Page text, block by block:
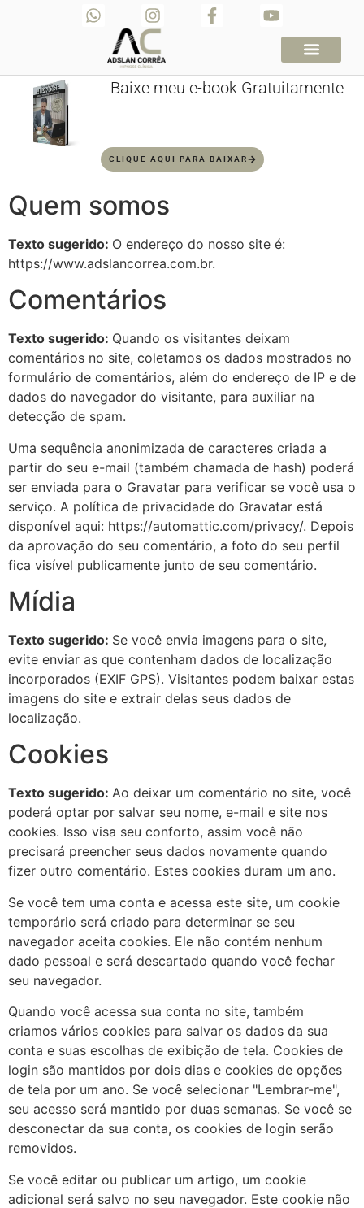
Baixe meu e-book Gratuitamente
CLIQUE AQUI PARA BAIXAR
Quem somos
Texto sugerido: O endereço do nosso site é:
https://www.adslancorrea.com.br.
Comentários
Texto sugerido: Quando os visitantes deixam
comentários no site, coletamos os dados mostrados no
formulário de comentários, além do endereço de IP e de
dados do navegador do visitante, para auxiliar na
detecção de spam.
Uma sequência anonimizada de caracteres criada a
partir do seu e-mail (também chamada de hash) poderá
ser enviada para o Gravatar para verificar se você usa o
serviço. A política de privacidade do Gravatar está
disponível aqui: https://automattic.com/privacy/. Depois
da aprovação do seu comentário, a foto do seu perfil
fica visível publicamente junto de seu comentário.
Mídia
Texto sugerido: Se você envia imagens para o site,
evite enviar as que contenham dados de localização
incorporados (EXIF GPS). Visitantes podem baixar estas
imagens do site e extrair delas seus dados de
localização.
Cookies
Texto sugerido: Ao deixar um comentário no site, você
poderá optar por salvar seu nome, e-mail e site nos
cookies. Isso visa seu conforto, assim você não
precisará preencher seus dados novamente quando
fizer outro comentário. Estes cookies duram um ano.
Se você tem uma conta e acessa este site, um cookie
temporário será criado para determinar se seu
navegador aceita cookies. Ele não contém nenhum
dado pessoal e será descartado quando você fechar
seu navegador.
Quando você acessa sua conta no site, também
criamos vários cookies para salvar os dados da sua
conta e suas escolhas de exibição de tela. Cookies de
login são mantidos por dois dias e cookies de opções
de tela por um ano. Se você selecionar "Lembrar-me",
seu acesso será mantido por duas semanas. Se você se
desconectar da sua conta, os cookies de login serão
removidos.
Se você editar ou publicar um artigo, um cookie
adicional será salvo no seu navegador. Este cookie não